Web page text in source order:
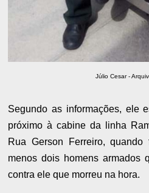
Júlio Cesar -
Segundo as informações, ele
próximo à cabine da linha
Rua Gerson Ferreiro,
menos dois homens armados
contra ele que morreu na hora.